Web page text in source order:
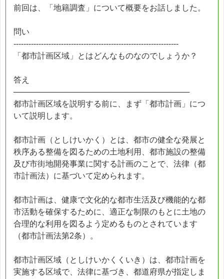
前回は、「地籍調査」について概要をお話しました。
問い
------------------------------------------------------------------
「都市計画区域」とはどんなものなのでしょうか？
答え
────────────────────────────────
都市計画区域を説明する前に、まず「都市計画」につ
いて説明します。
都市計画（としけいかく）とは、都市の健全な発展と
秩序ある整備を図るための土地利用、都市施設の整備
及び市街地開発事業に関する計画のことで、法律（都
市計画法）に基づいて定められます。
都市計画は、健康で文化的な都市生活及び機能的な都
市活動を確保するために、適正な制限のもとに土地の
合理的な利用を図るよう定めるものとされています
（都市計画法第2条）。
都市計画区域（としけいかくくいき）は、都市計画を
実施する区域で、法律に基づき、都道府県が指定しま